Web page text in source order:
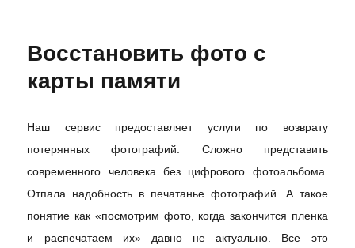
Восстановить фото с
карты памяти
Наш сервис предоставляет услуги по возврату
потерянных фотографий. Сложно представить
современного человека без цифрового фотоальбома.
Отпала надобность в печатанье фотографий. А такое
понятие как «посмотрим фото, когда закончится пленка
и распечатаем их» давно не актуально. Все это